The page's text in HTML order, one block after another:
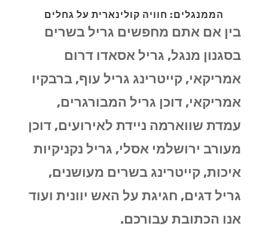
הממנגלים: חוויה קולינארית על גחלים
בין אם אתם מחפשים גריל בשרים
בסגנון מנגל, גריל אסאדו דרום
אמריקאי, קייטרינג גריל עוף, ברבקיו
אמריקאי, דוכן גריל המבורגרים,
עמדת שווארמה ניידת לאירועים, דוכן
מעורב ירושלמי אסלי, גריל נקניקיות
איכות, קייטרינג בשרים מעושנים,
גריל דגים, חגיגת על האש יוונית ועוד
אנו הכתובת עבורכם.